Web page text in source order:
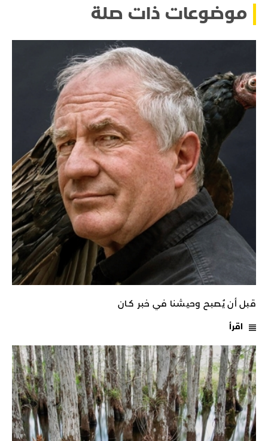
موضوعات ذات صلة
قبل أن يُصبح وحيشنا في خبر كـان
اقرأ